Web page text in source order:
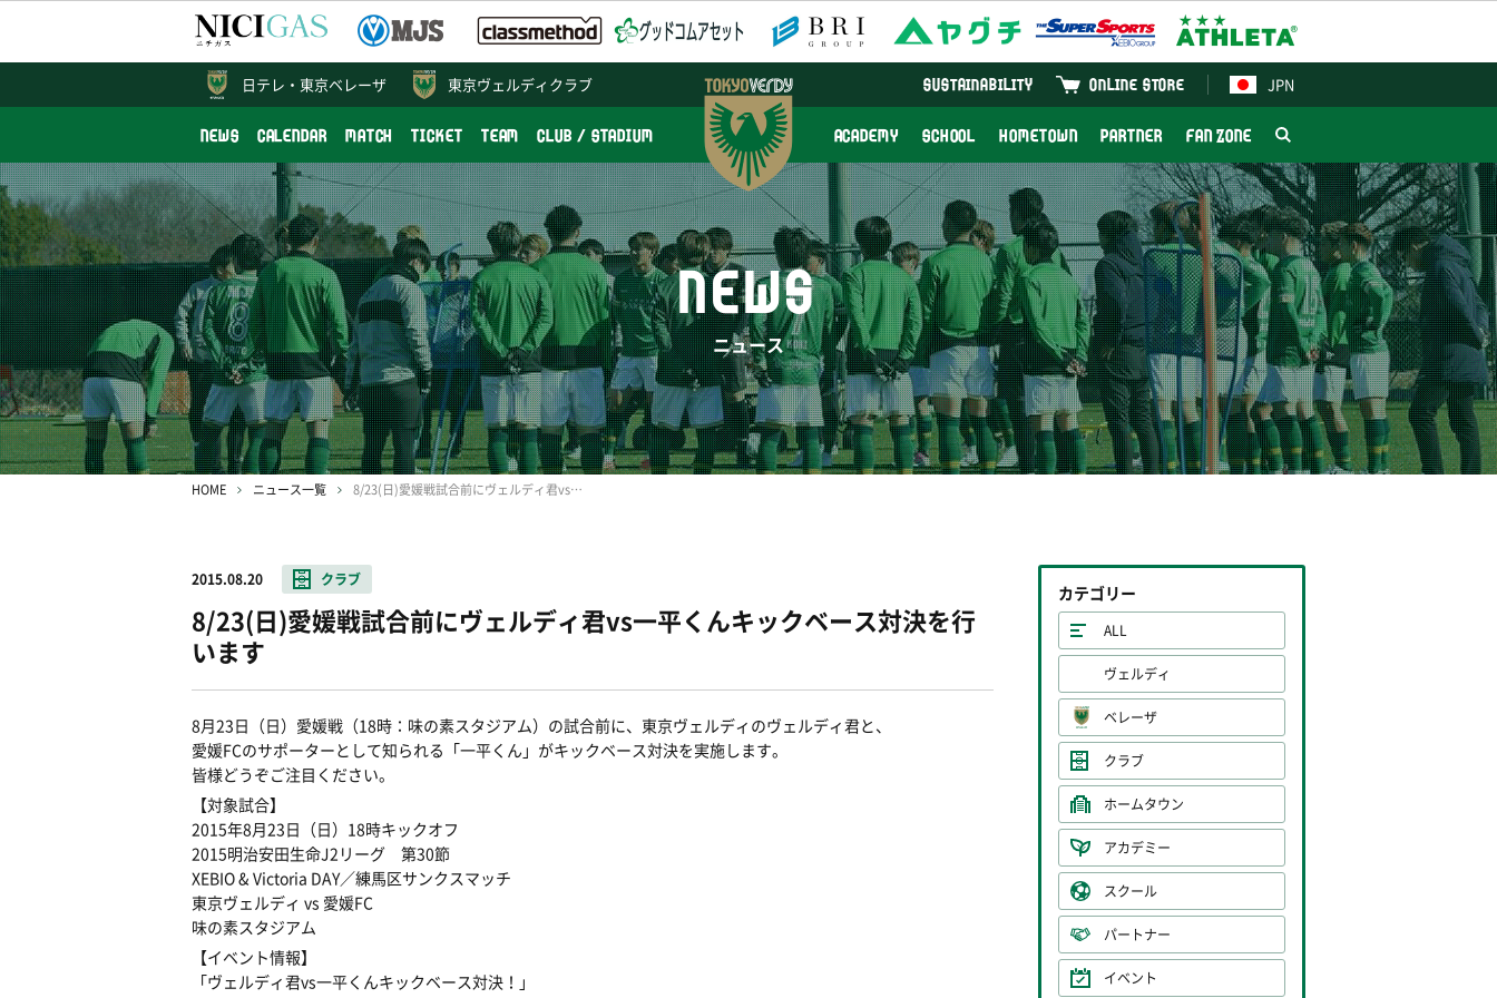
東京ヴェルディクラブ JPN
ONLINE STORE
SUSTAINABILITY
NEWS CALENDAR MATCH TICKET TEAM CLUB / STADIUM ACADEMY SCHOOL HOMETOWN PARTNER FAN ZONE
日テレ・ 東京ベレーザ
NEWS
ニュース
HOME ニュース一覧 8/23(日)愛媛戦試合前にヴェルディ君vs一平くんキックベース対決を行います
2015.08.20 クラブ
8/23(日)愛媛戦試合前にヴェルディ君vs一平くんキックベース対決を行
います
8月23日（日）愛媛戦（18時：味の素スタジアム）の試合前に、東京ヴェルディのヴェルディ君と、
愛媛FCのサポーターとして知られる「一平くん」がキックベース対決を実施します。
皆様どうぞご注目ください。
【対象試合】
2015年8月23日（日）18時キックオフ
2015明治安田生命J2リーグ 第30節
XEBIO & Victoria DAY／練馬区サンクスマッチ
東京ヴェルディ vs 愛媛FC
味の素スタジアム
【イベント情報】
「ヴェルディ君vs一平くんキックベース対決！」
カテゴリー
ALL
ヴェルディ
ベレーザ
クラブ
ホームタウン
アカデミー
スクール
パートナー
イベント